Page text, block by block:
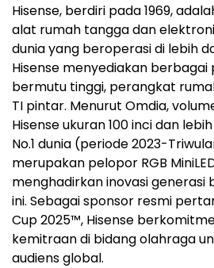
Hisense, berdiri pada 1969,
alat rumah tangga dan
dunia yang beroperasi di lebih
Hisense menyediakan
bermutu tinggi, perangkat
TI pintar. Menurut Omdia,
Hisense ukuran 100 inci dan
No.1 dunia (periode 2023-
merupakan pelopor RGB
menghadirkan inovasi generasi
ini. Sebagai sponsor resmi
Cup 2025™, Hisense
kemitraan di bidang olahraga
audiens global.